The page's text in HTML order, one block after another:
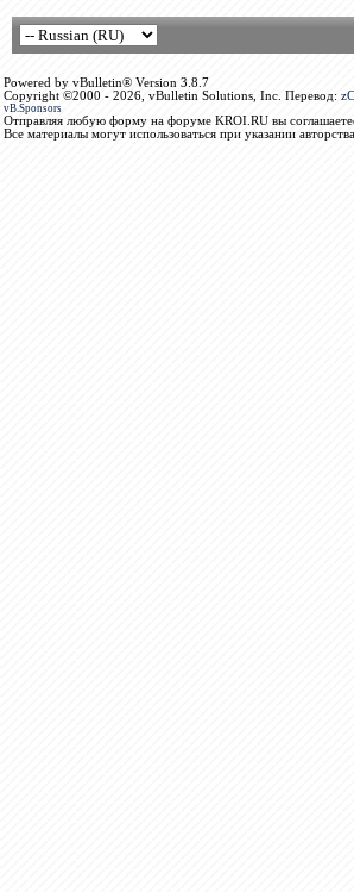
Powered by vBulletin® Version 3.8.7
Copyright ©2000 - 2026, vBulletin Solutions, Inc. Перевод:
vB.Sponsors
Отправляя любую форму на форуме KROI.RU вы
Все материалы могут использоваться при указании